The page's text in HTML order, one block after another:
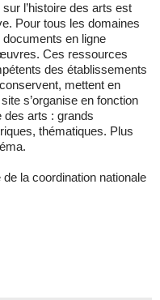
l’histoire des arts est
Pour tous les domaines
en ligne
Ces ressources
des établissements
mettent en
s’organise en fonction
des arts : grands
thématiques. Plus
de la coordination nationale